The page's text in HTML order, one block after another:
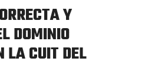
Y
DOMINIO
LA CUIT DEL